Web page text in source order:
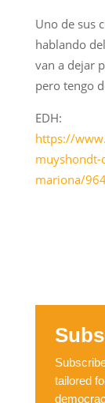
Uno de sus
hablando
van a dejar
pero tengo
EDH:
https://
muyshondt-
mariona/
tailored